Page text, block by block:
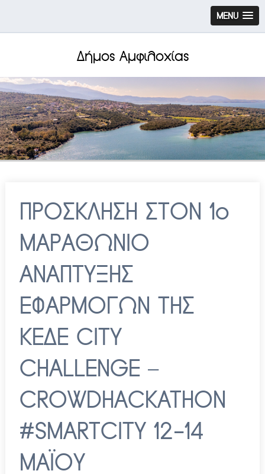
MENU
Δήμος Αμφιλοχίας
ΠΡΟΣΚΛΗΣΗ ΣΤΟΝ 1ο
ΜΑΡΑΘΩΝΙΟ
ΑΝΑΠΤΥΞΗΣ
ΕΦΑΡΜΟΓΩΝ ΤΗΣ
ΚΕΔΕ CITY
CHALLENGE –
CROWDHACKATHON
#SMARTCITY 12-14
ΜΑΪΟΥ